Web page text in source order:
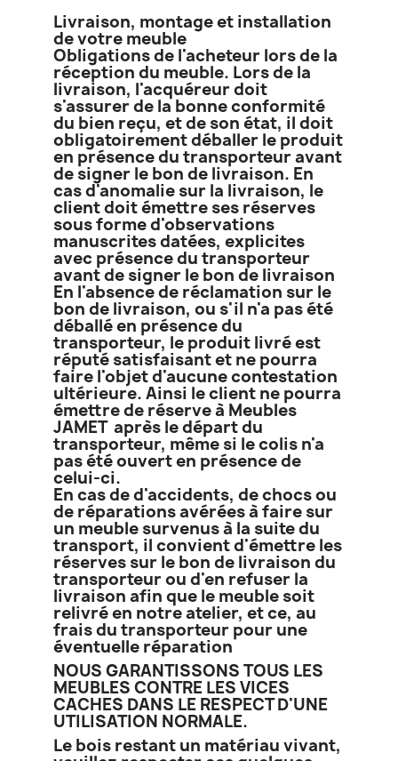
Livraison, montage et installation
de votre meuble
Obligations de l'acheteur lors de la
réception du meuble. Lors de la
livraison, l'acquéreur doit
s'assurer de la bonne conformité
du bien reçu, et de son état, il doit
obligatoirement déballer le produit
en présence du transporteur avant
de signer le bon de livraison. En
cas d'anomalie sur la livraison, le
client doit émettre ses réserves
sous forme d'observations
manuscrites datées, explicites
avec présence du transporteur
avant de signer le bon de livraison
En l'absence de réclamation sur le
bon de livraison, ou s'il n'a pas été
déballé en présence du
transporteur, le produit livré est
réputé satisfaisant et ne pourra
faire l'objet d'aucune contestation
ultérieure. Ainsi le client ne pourra
émettre de réserve à Meubles
JAMET après le départ du
transporteur, même si le colis n'a
pas été ouvert en présence de
celui-ci.
En cas de d'accidents, de chocs ou
de réparations avérées à faire sur
un meuble survenus à la suite du
transport, il convient d'émettre les
réserves sur le bon de livraison du
transporteur ou d'en refuser la
livraison afin que le meuble soit
relivré en notre atelier, et ce, au
frais du transporteur pour une
éventuelle réparation
NOUS GARANTISSONS TOUS LES
MEUBLES CONTRE LES VICES
CACHES DANS LE RESPECT D'UNE
UTILISATION NORMALE.
Le bois restant un matériau vivant,